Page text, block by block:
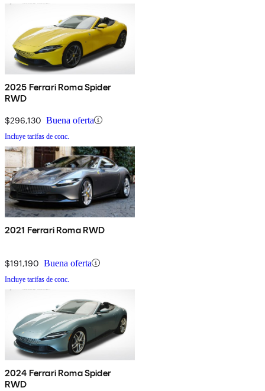
2025 Ferrari Roma Spider
RWD
$296,130 Buena oferta
Incluye tarifas de conc.
2021 Ferrari Roma RWD
$191,190 Buena oferta
Incluye tarifas de conc.
2024 Ferrari Roma Spider
RWD